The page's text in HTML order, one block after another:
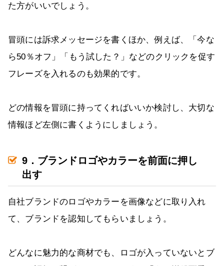
た方がいいでしょう。
冒頭には訴求メッセージを書くほか、例えば、「今な
ら50％オフ」「もう試した？」などのクリックを促す
フレーズを入れるのも効果的です。
どの情報を冒頭に持ってくればいいか検討し、大切な
情報ほど左側に書くようにしましょう。
9．ブランドロゴやカラーを前面に押し
出す
自社ブランドのロゴやカラーを画像などに取り入れ
て、ブランドを認知してもらいましょう。
どんなに魅力的な商材でも、ロゴが入っていないとブ